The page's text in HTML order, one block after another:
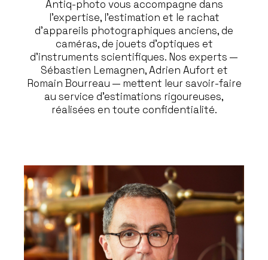
Antiq-photo vous accompagne dans
l’expertise, l’estimation et le rachat
d’appareils photographiques anciens, de
caméras, de jouets d’optiques et
d’instruments scientifiques. Nos experts —
Sébastien Lemagnen, Adrien Aufort et
Romain Bourreau — mettent leur savoir-faire
au service d’estimations rigoureuses,
réalisées en toute confidentialité.